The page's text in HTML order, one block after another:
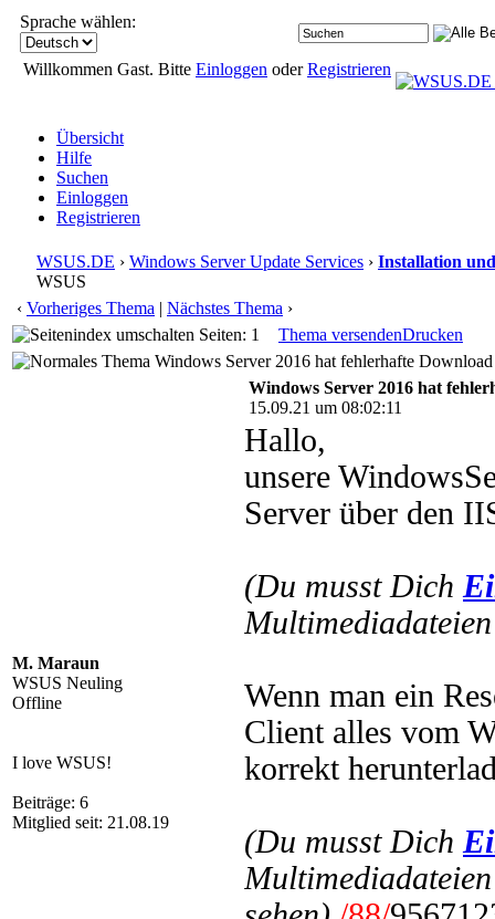
Sprache wählen:
Willkommen Gast. Bitte Einloggen oderRegistrieren
Übersicht
Hilfe
Suchen
Einloggen
Registrieren
WSUS.DE › Windows Server Update Services › Installation
WSUS
‹ Vorheriges Thema | Nächstes Thema ›
Seiten: 1
Thema versendenDrucken
Windows Server 2016 hat fehlerhafte
M. Maraun
WSUS Neuling
Offline
I love WSUS!
Beiträge: 6
Mitglied seit: 21.08.19
Windows Server 2016 hat
15.09.21 um 08:02:11
Hallo,
unsere
Server über den
(Du musst Dich
Wenn man ein
Client alles vom
korrekt
(Du musst Dich